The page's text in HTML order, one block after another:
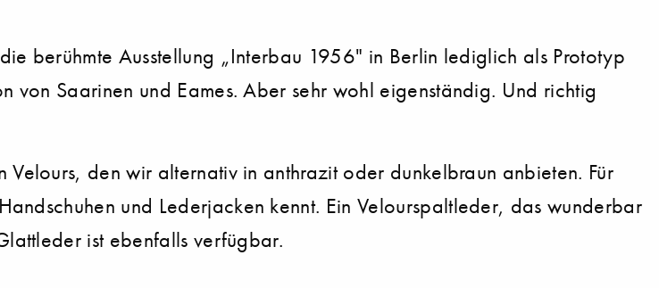
berühmte Ausstellung „Interbau 1956" in Berlin lediglich als Prototyp
von Saarinen und Eames. Aber sehr wohl eigenständig. Und richtig
den wir alternativ in anthrazit oder dunkelbraun anbieten. Für
und Lederjacken kennt. Ein Velourspaltleder, das wunderbar
ist ebenfalls verfügbar.